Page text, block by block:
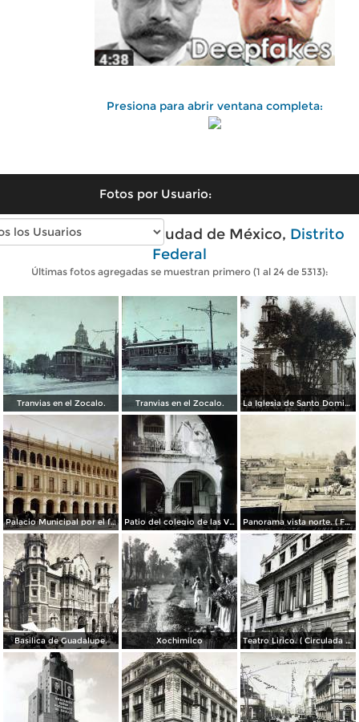
Presiona para abrir ventana completa:
Fotos por Usuario:
Fotos antiguas de Ciudad de México, Distrito
Federal
Últimas fotos agregadas se muestran primero (1 al 24 de 5313):
Tranvias en el Zocalo. Tranvias en el Zocalo. La Iglesia de Santo Domingo.
Palacio Municipal por el fotografo Hugo Brehme.. Patio del colegio de las Vizcainas por el fotografo Hugo Brehme. Panorama vista norte. ( Fechada el 20 de Junio de 1905 ).
Basilica de Guadalupe. Xochimilco Teatro Lirico. ( Circulada el 1 de Agosto de 1926 ).